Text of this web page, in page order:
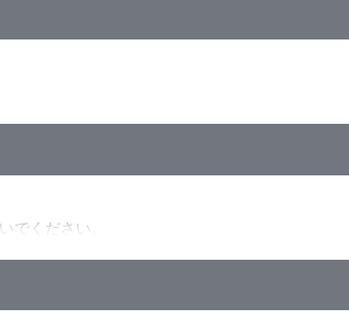
でください。
や事故の原因になりますのでお避けください。
様の手が届かないところに保管してください。